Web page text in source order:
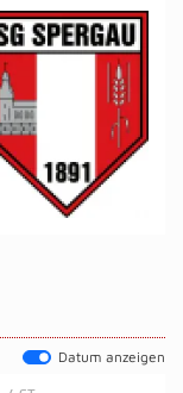
Datum anzeigen